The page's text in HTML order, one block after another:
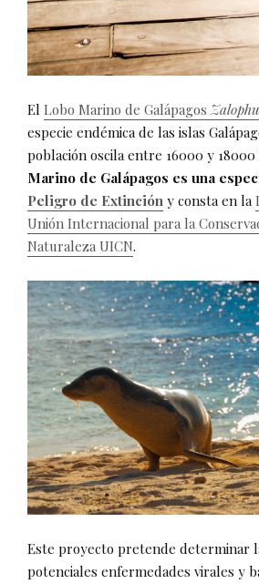
El Lobo Marino de Galápagos
especie endémica de las islas
población oscila entre 16000 y 18000
Marino de Galápagos es una
Peligro de Extinción y consta en la
Unión Internacional para la
Naturaleza UICN.
Este proyecto pretende determinar
potenciales enfermedades virales y